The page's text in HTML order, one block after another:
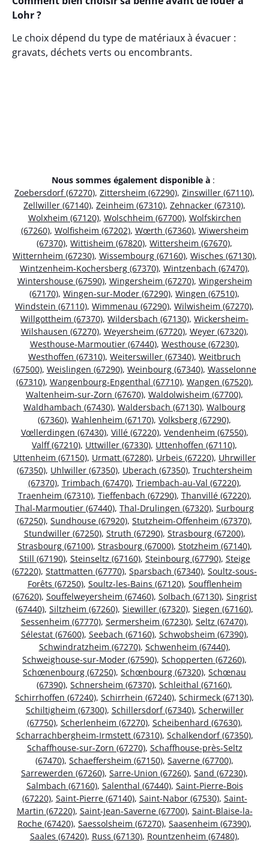
Lohr ?
Le choix dépend du type de matériaux à évacuer :
gravats, déchets verts ou encombrants.
Nous sommes également disponible à :
Zoebersdorf (67270), Zittersheim (67290), Zinswiller (67110),
Zellwiller (67140), Zeinheim (67310), Zehnacker (67310),
Wolxheim (67120), Wolschheim (67700), Wolfskirchen
(67260), Wolfisheim (67202), Wœrth (67360), Wiwersheim
(67370), Wittisheim (67820), Wittersheim (67670),
Witternheim (67230), Wissembourg (67160), Wisches (67130),
Wintzenheim-Kochersberg (67370), Wintzenbach (67470),
Wintershouse (67590), Wingersheim (67270), Wingersheim
(67170), Wingen-sur-Moder (67290), Wingen (67510),
Windstein (67110), Wimmenau (67290), Wilwisheim (67270),
Willgottheim (67370), Wildersbach (67130), Wickersheim-
Wilshausen (67270), Weyersheim (67720), Weyer (67320),
Westhouse-Marmoutier (67440), Westhouse (67230),
Westhoffen (67310), Weiterswiller (67340), Weitbruch
(67500), Weislingen (67290), Weinbourg (67340), Wasselonne
(67310), Wangenbourg-Engenthal (67710), Wangen (67520),
Waltenheim-sur-Zorn (67670), Waldolwisheim (67700),
Waldhambach (67430), Waldersbach (67130), Walbourg
(67360), Wahlenheim (67170), Volksberg (67290),
Vœllerdingen (67430), Villé (67220), Vendenheim (67550),
Valff (67210), Uttwiller (67330), Uttenhoffen (67110),
Uttenheim (67150), Urmatt (67280), Urbeis (67220), Uhrwiller
(67350), Uhlwiller (67350), Uberach (67350), Truchtersheim
(67370), Trimbach (67470), Triembach-au-Val (67220),
Traenheim (67310), Tieffenbach (67290), Thanvillé (67220),
Thal-Marmoutier (67440), Thal-Drulingen (67320), Surbourg
(67250), Sundhouse (67920), Stutzheim-Offenheim (67370),
Stundwiller (67250), Struth (67290), Strasbourg (67200),
Strasbourg (67100), Strasbourg (67000), Stotzheim (67140),
Still (67190), Steinseltz (67160), Steinbourg (67790), Steige
(67220), Stattmatten (67770), Sparsbach (67340), Soultz-sous-
Forêts (67250), Soultz-les-Bains (67120), Soufflenheim
(67620), Souffelweyersheim (67460), Solbach (67130), Singrist
(67440), Siltzheim (67260), Siewiller (67320), Siegen (67160),
Sessenheim (67770), Sermersheim (67230), Seltz (67470),
Sélestat (67600), Seebach (67160), Schwobsheim (67390),
Schwindratzheim (67270), Schwenheim (67440),
Schweighouse-sur-Moder (67590), Schopperten (67260),
Schœnenbourg (67250), Schœnbourg (67320), Schœnau
(67390), Schnersheim (67370), Schleithal (67160),
Schirrhoffen (67240), Schirrhein (67240), Schirmeck (67130),
Schiltigheim (67300), Schillersdorf (67340), Scherwiller
(67750), Scherlenheim (67270), Scheibenhard (67630),
Scharrachbergheim-Irmstett (67310), Schalkendorf (67350),
Schaffhouse-sur-Zorn (67270), Schaffhouse-près-Seltz
(67470), Schaeffersheim (67150), Saverne (67700),
Sarrewerden (67260), Sarre-Union (67260), Sand (67230),
Salmbach (67160), Salenthal (67440), Saint-Pierre-Bois
(67220), Saint-Pierre (67140), Saint-Nabor (67530), Saint-
Martin (67220), Saint-Jean-Saverne (67700), Saint-Blaise-la-
Roche (67420), Saessolsheim (67270), Saasenheim (67390),
Saales (67420), Russ (67130), Rountzenheim (67480),